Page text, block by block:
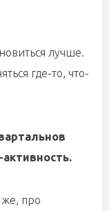
лучше.
где-то, что-
про